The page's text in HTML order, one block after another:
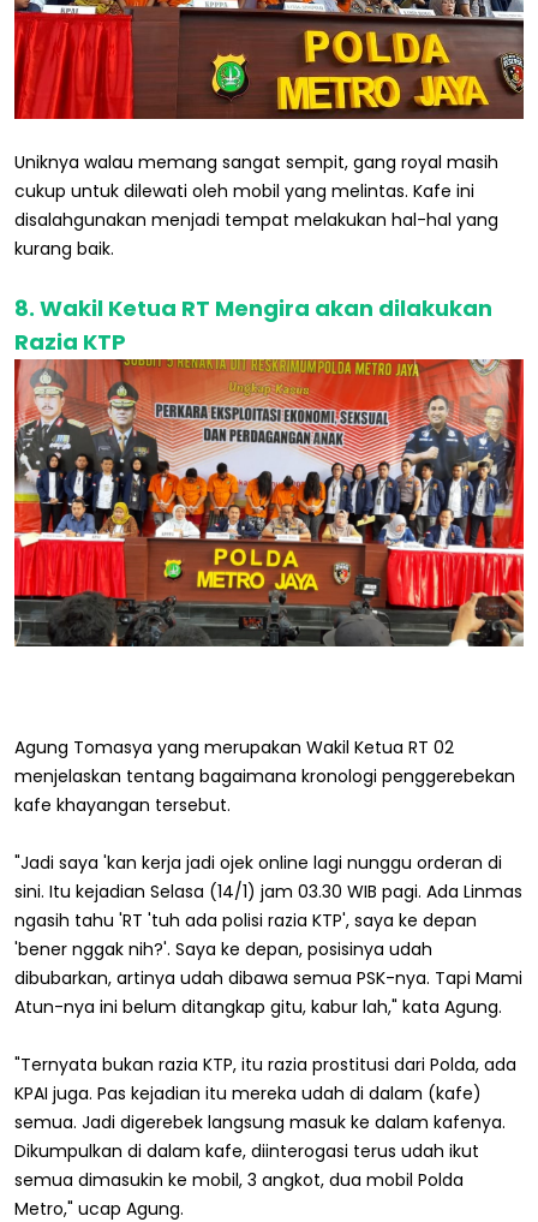
Uniknya walau memang sangat sempit, gang royal masih
cukup untuk dilewati oleh mobil yang melintas. Kafe ini
disalahgunakan menjadi tempat melakukan hal-hal yang
kurang baik.
8. Wakil Ketua RT Mengira akan dilakukan
Razia KTP
Agung Tomasya yang merupakan Wakil Ketua RT 02
menjelaskan tentang bagaimana kronologi penggerebekan
kafe khayangan tersebut.
"Jadi saya 'kan kerja jadi ojek online lagi nunggu orderan di
sini. Itu kejadian Selasa (14/1) jam 03.30 WIB pagi. Ada Linmas
ngasih tahu 'RT 'tuh ada polisi razia KTP', saya ke depan
'bener nggak nih?'. Saya ke depan, posisinya udah
dibubarkan, artinya udah dibawa semua PSK-nya. Tapi Mami
Atun-nya ini belum ditangkap gitu, kabur lah," kata Agung.
"Ternyata bukan razia KTP, itu razia prostitusi dari Polda, ada
KPAI juga. Pas kejadian itu mereka udah di dalam (kafe)
semua. Jadi digerebek langsung masuk ke dalam kafenya.
Dikumpulkan di dalam kafe, diinterogasi terus udah ikut
semua dimasukin ke mobil, 3 angkot, dua mobil Polda
Metro," ucap Agung.